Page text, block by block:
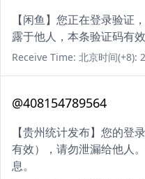
【闲鱼】您正在登录验证
露于他人，本条验证码有效
Receive Time: 北京时间(+8):
@408154789564
【贵州统计发布】您的登
有效），请勿泄漏给他人
息。